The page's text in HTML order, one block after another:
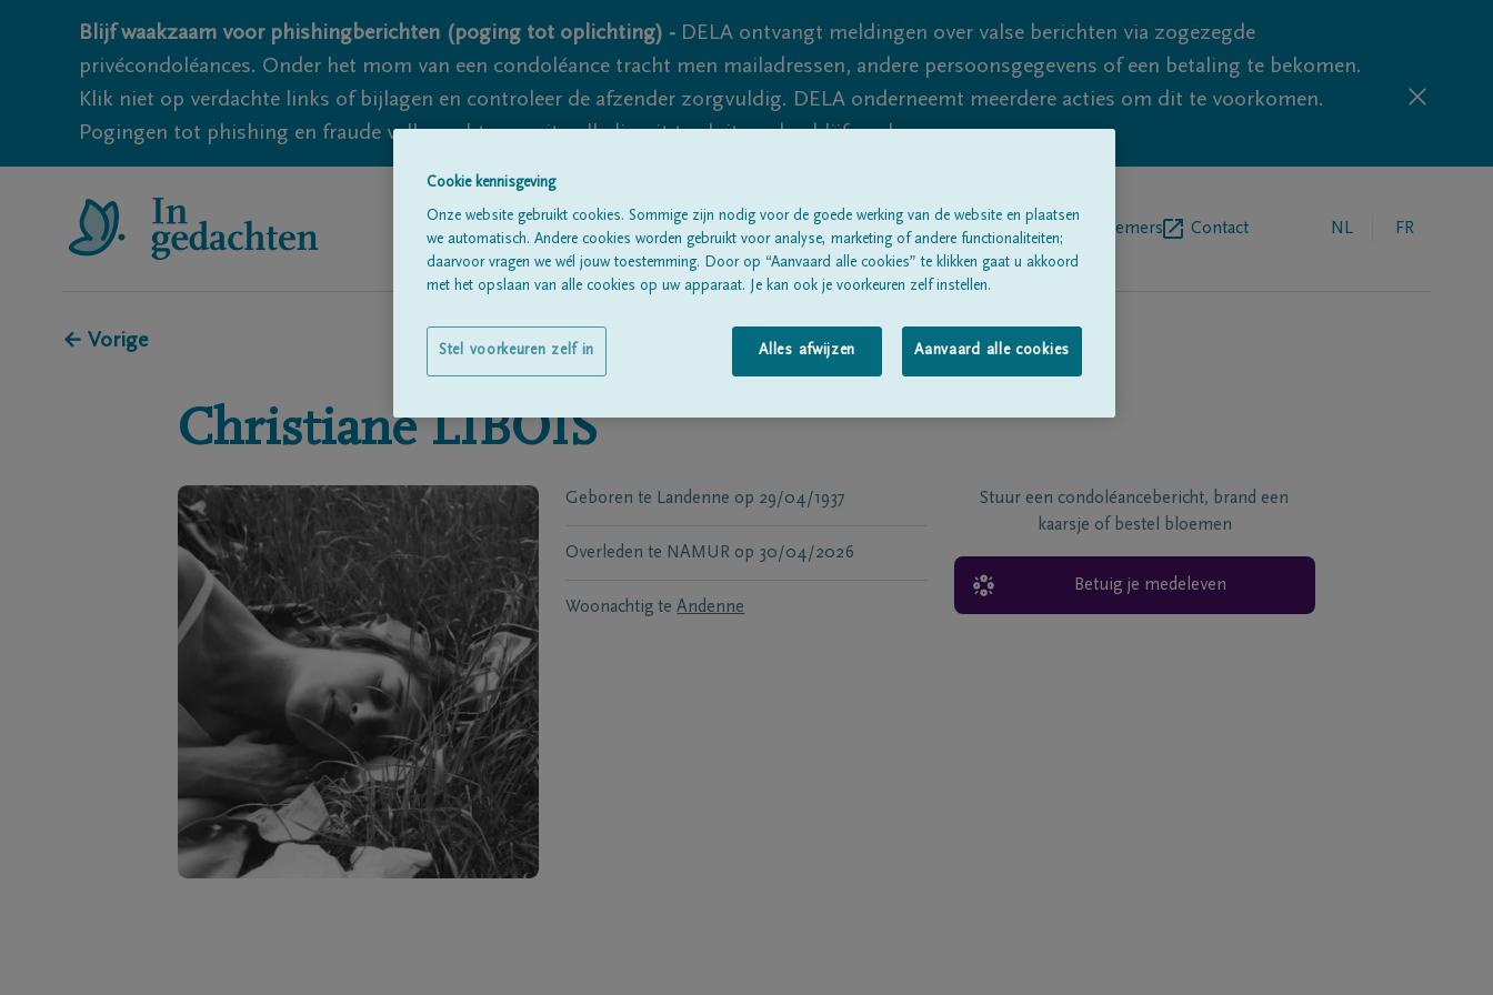
Blijf waakzaam voor phishingberichten (poging tot oplichting) - DELA ontvangt meldingen over valse berichten via zogezegde
privécondoléances. Onder het mom van een condoléance tracht men mailadressen, andere persoonsgegevens of een betaling te bekomen.
Klik niet op verdachte links of bijlagen en controleer de afzender zorgvuldig. DELA onderneemt meerdere acties om dit te voorkomen.
Pogingen tot phishing en fraude vallen echter nooit volledig uit te sluiten, dus blijf waakzaam.
Alle rouwberichten Over ons Begrafenisondernemers Contact NL FR
← Vorige
Christiane LIBOIS
Geboren te Landenne op 29/04/1937
Overleden te NAMUR op 30/04/2026
Woonachtig te Andenne
Stuur een condoléancebericht, brand een
kaarsje of bestel bloemen
Betuig je medeleven
Cookie kennisgeving
Onze website gebruikt cookies. Sommige zijn nodig voor de goede werking van de website en plaatsen
we automatisch. Andere cookies worden gebruikt voor analyse, marketing of andere functionaliteiten;
daarvoor vragen we wél jouw toestemming. Door op “Aanvaard alle cookies” te klikken gaat u akkoord
met het opslaan van alle cookies op uw apparaat. Je kan ook je voorkeuren zelf instellen.
Alles afwijzen Aanvaard alle cookies
Stel voorkeuren zelf in